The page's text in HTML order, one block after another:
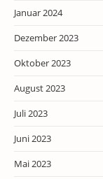
Januar 2024
Dezember 2023
Oktober 2023
August 2023
Juli 2023
Juni 2023
Mai 2023